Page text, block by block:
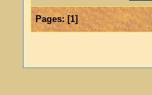
Pages:[1]